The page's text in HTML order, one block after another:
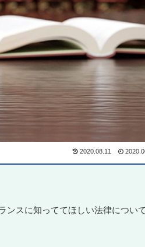
2020.08.11
ンスに知っててほしい法律につい